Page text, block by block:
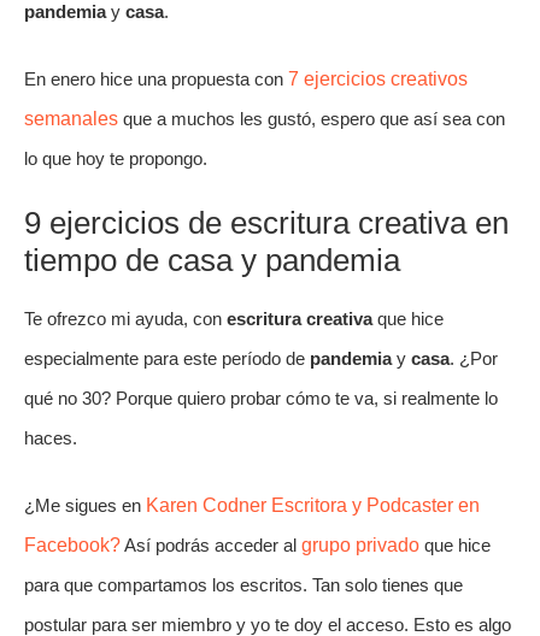
pandemiay casa.
En enero hice una propuesta con 7 ejercicios creativos
semanales que a muchos les gustó, espero que así sea con
lo que hoy te propongo.
9 ejercicios de escritura creativa en
tiempo de casa y pandemia
Te ofrezco mi ayuda, con escritura creativaque hice
especialmente para este período de pandemiay casa. ¿Por
qué no 30? Porque quiero probar cómo te va, si realmente lo
haces.
¿Me sigues en Karen Codner Escritora y Podcaster en
Facebook?Así podrás acceder al grupo privado que hice
para que compartamos los escritos. Tan solo tienes que
postular para ser miembro y yo te doy el acceso. Esto es algo